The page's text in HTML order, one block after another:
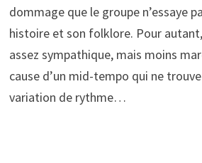
dommage que le groupe n’essaye
histoire et son folklore. Pour
assez sympathique, mais moins
cause d’un mid-tempo qui ne
variation de rythme…